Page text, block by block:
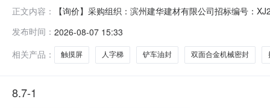
正文内容：
【询价】采购组织：滨州建华建材有限公司招标编号：
屏*MT8072iP1.0个实买张拉机触摸屏厂家泰州市旭瑞机
发布时间： 2026-08-07 15:33
相关产品：
触摸屏 人字梯 铲车油封 双面合金机械密封
8.7-1